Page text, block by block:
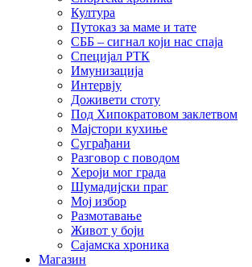
Култура
Путоказ за маме и тате
СББ – сигнал који нас спаја
Специјал РТК
Имунизација
Интервју
Доживети стоту
Под Хипократовом заклетвом
Мајстори кухиње
Суграђани
Разговор с поводом
Хероји мог града
Шумадијски праг
Мој избор
Размотавање
Живот у боји
Сајамска хроника
Магазин